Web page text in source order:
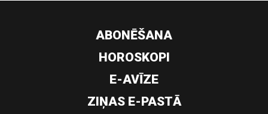
ABONĒŠANA
HOROSKOPI
E-AVĪZE
ZIŅAS E-PASTĀ